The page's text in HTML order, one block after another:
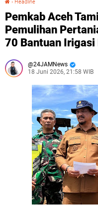
› Headline
Pemkab Aceh
Pemulihan
70 Bantuan Irigasi
24JAMNews
18 Juni 2026, 21:58 WIB